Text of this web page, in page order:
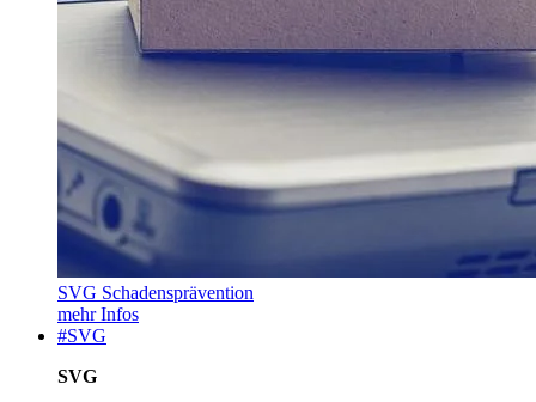
SVG Schadensprävention
mehr Infos
#SVG
SVG